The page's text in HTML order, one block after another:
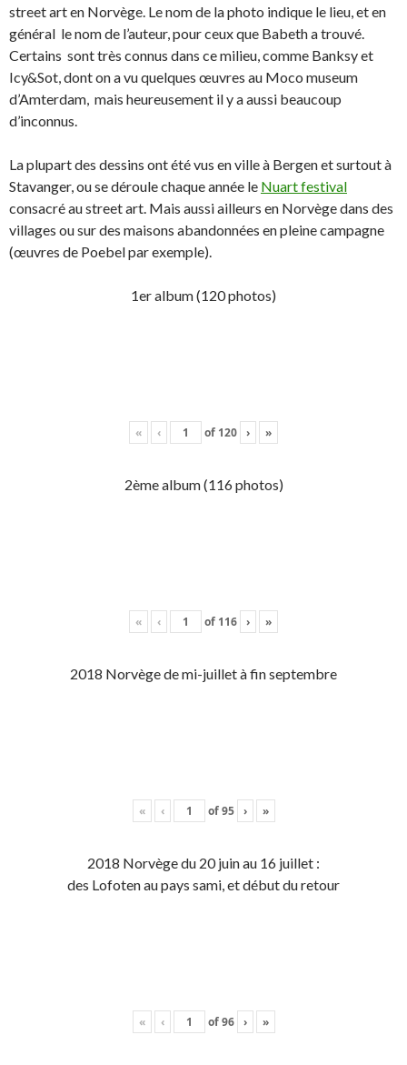
street art en Norvège. Le nom de la photo indique le lieu, et en
général le nom de l’auteur, pour ceux que Babeth a trouvé.
Certains sont très connus dans ce milieu, comme Banksy et
Icy&Sot, dont on a vu quelques œuvres au Moco museum
d’Amterdam, mais heureusement il y a aussi beaucoup
d’inconnus.
La plupart des dessins ont été vus en ville à Bergen et surtout à
Stavanger, ou se déroule chaque année le Nuart festival
consacré au street art. Mais aussi ailleurs en Norvège dans des
villages ou sur des maisons abandonnées en pleine campagne
(œuvres de Poebel par exemple).
1er album (120 photos)
« ‹ of 120 › »
2ème album (116 photos)
« ‹ of 116 › »
2018 Norvège de mi-juillet à fin septembre
« ‹ of95 › »
2018 Norvège du 20 juin au 16 juillet :
des Lofoten au pays sami, et début du retour
« ‹ of96 › »